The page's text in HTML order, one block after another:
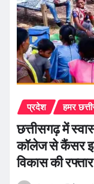
प्रदेश हमर
छत्तीसगढ़ में
कॉलेज से कैंसर
विकास की रफ्तार